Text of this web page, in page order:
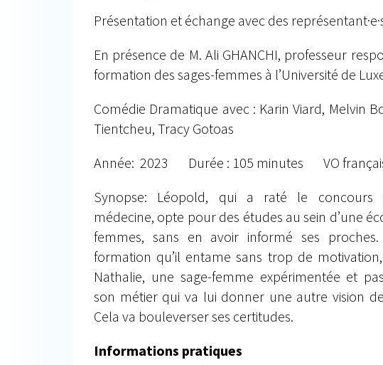
Présentation et échange avec des
En présence de M. Ali GHANCHI, professeur
formation des sages-femmes à l’Université de
Comédie Dramatique avec : Karin Viard, Melvin
Tientcheu, Tracy Gotoas
Année: 2023 Durée : 105 minutes VO
Synopse: Léopold, qui a raté le concours
médecine, opte pour des études au sein d’une
femmes, sans en avoir informé ses
formation qu’il entame sans trop de
Nathalie, une sage-femme expérimentée et
son métier qui va lui donner une autre vision
Cela va bouleverser ses certitudes.
Informations pratiques